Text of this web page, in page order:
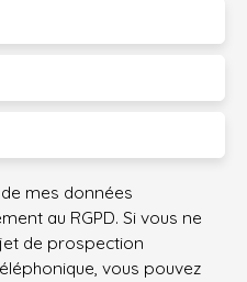
mes données
au RGPD. Si vous ne
de prospection
vous pouvez